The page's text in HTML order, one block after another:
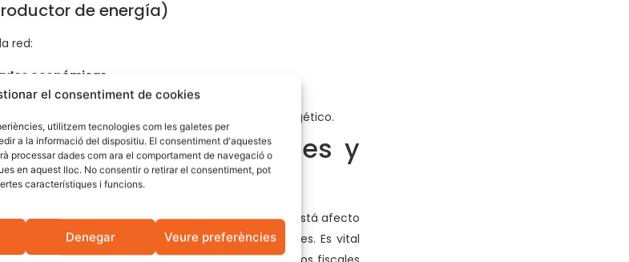
el consentiment de cookies
utilitzem tecnologies com les galetes per
a la informació del dispositiu. El consentiment d'aquestes
processar dades com ara el comportament de navegació o
en aquest lloc. No consentir o retirar el consentiment, pot
característiques i funcions.
Denegar Veure preferències
de energía)
red:
económicas
de energía eléctrica).
trimestrales como empresario del sector energético.
sobre Sucesiones y
la fiscalidad cambia. En Cataluña, si el terreno está afecto
podrías acceder a reducciones importantes. Es vital